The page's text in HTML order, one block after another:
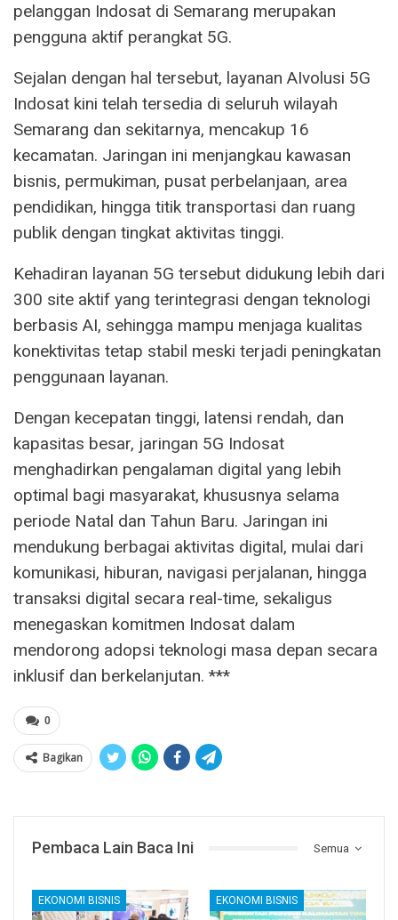
pelanggan Indosat di Semarang merupakan
pengguna aktif perangkat 5G.
Sejalan dengan hal tersebut, layanan AIvolusi 5G
Indosat kini telah tersedia di seluruh wilayah
Semarang dan sekitarnya, mencakup 16
kecamatan. Jaringan ini menjangkau kawasan
bisnis, permukiman, pusat perbelanjaan, area
pendidikan, hingga titik transportasi dan ruang
publik dengan tingkat aktivitas tinggi.
Kehadiran layanan 5G tersebut didukung lebih dari
300 site aktif yang terintegrasi dengan teknologi
berbasis AI, sehingga mampu menjaga kualitas
konektivitas tetap stabil meski terjadi peningkatan
penggunaan layanan.
Dengan kecepatan tinggi, latensi rendah, dan
kapasitas besar, jaringan 5G Indosat
menghadirkan pengalaman digital yang lebih
optimal bagi masyarakat, khususnya selama
periode Natal dan Tahun Baru. Jaringan ini
mendukung berbagai aktivitas digital, mulai dari
komunikasi, hiburan, navigasi perjalanan, hingga
transaksi digital secara real-time, sekaligus
menegaskan komitmen Indosat dalam
mendorong adopsi teknologi masa depan secara
inklusif dan berkelanjutan. ***
0
Bagikan
Semua
Pembaca Lain Baca Ini
EKONOMI BISNIS EKONOMI BISNIS